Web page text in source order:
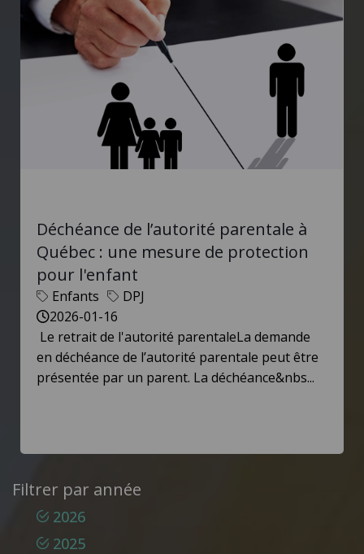
Déchéance de l’autorité parentale à
Québec : une mesure de protection
pour l'enfant
Enfants
DPJ
2026-01-16
Le retrait de l'autorité parentaleLa demande
en déchéance de l’autorité parentale peut être
présentée par un parent. La déchéance&nbs...
Filtrer par année
2026
2025